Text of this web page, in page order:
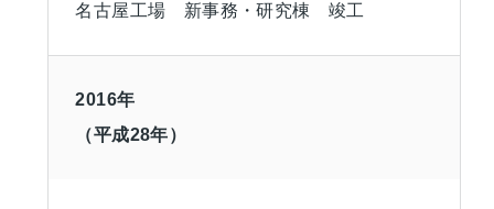
名古屋工場 新事務・研究棟 竣工
2016年
（平成28年）